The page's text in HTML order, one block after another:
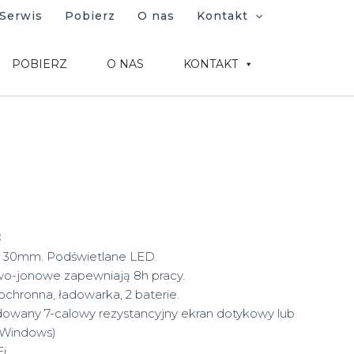
Pobierz O nas Kontakt
POBIERZ O NAS KONTAKT
30mm. Podświetlane LED.
jonowe zapewniają 8h pracy.
ładowarka, 2 baterie.
7-calowy rezystancyjny ekran dotykowy lub